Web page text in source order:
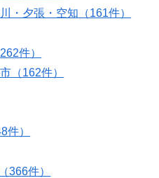
・夕張・空知（161件）
件）
（162件）
件）
366件）